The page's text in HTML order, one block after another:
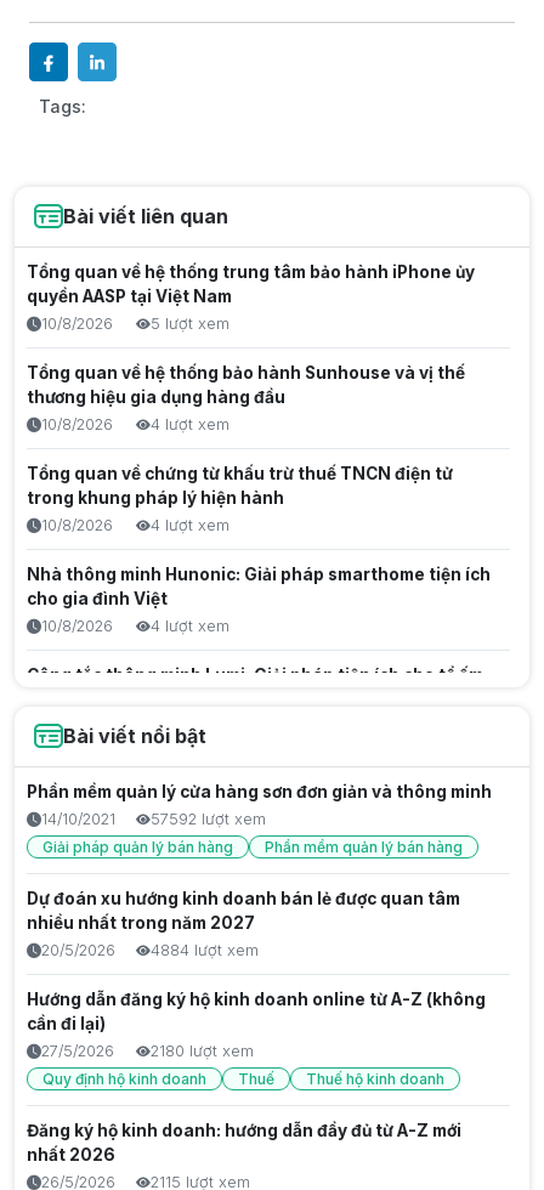
Tags:
Bài viết liên quan
Tổng quan về hệ thống trung tâm bảo hành iPhone ủy
quyền AASP tại Việt Nam
10/8/2026 5 lượt xem
Tổng quan về hệ thống bảo hành Sunhouse và vị thế
thương hiệu gia dụng hàng đầu
10/8/2026 4 lượt xem
Tổng quan về chứng từ khấu trừ thuế TNCN điện tử
trong khung pháp lý hiện hành
10/8/2026 4 lượt xem
Nhà thông minh Hunonic: Giải pháp smarthome tiện ích
cho gia đình Việt
10/8/2026 4 lượt xem
Công tắc thông minh Lumi: Giải pháp tiện ích cho tổ ấm
10/8/2026 3 lượt xem
Cuộc Sống Hiện Đại
8/8/2026 20 lượt xem
Mạng lưới bảo hành tủ lạnh LG chính hãng tại Việt Nam
và tiêu chuẩn dịch vụ cao cấp
8/8/2026 21 lượt xem
Tổng quan về hệ thống bảo hành Casper và sự bứt phá
của thương hiệu điện lạnh Thái Lan
8/8/2026
Bản đồ mạng lưới trung tâm bảo hành tủ lạnh Samsung
và xu hướng hỗ trợ kỹ thuật hiện đại
8/8/2026 17 lượt xem
Tổng quan về hệ thống bảo hành Apple tại Việt Nam và
Bài viết nổi bật
Phần mềm quản lý cửa hàng sơn đơn giản và thông minh
14/10/2021
57592 lượt xem
Giải pháp quản lý bán hàng
Phần mềm quản lý bán hàng
Dự đoán xu hướng kinh doanh bán lẻ được quan tâm
nhiều nhất trong năm 2027
20/5/2026 4884 lượt xem
Hướng dẫn đăng ký hộ kinh doanh online từ A-Z (không
cần đi lại)
27/5/2026
2180 lượt xem
Quy định hộ kinh doanh
Thuế Thuế hộ kinh doanh
Đăng ký hộ kinh doanh: hướng dẫn đầy đủ từ A-Z mới
nhất 2026
26/5/2026 2115 lượt xem